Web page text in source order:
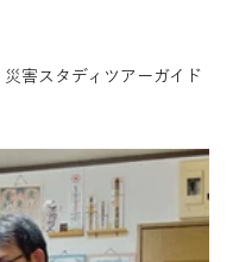
災害スタディツアーガイド